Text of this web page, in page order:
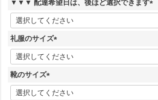
)
▼▼▼ 配達希望日は、後ほど選択できます
(
必
)
礼服のサイズ
(
必
)
靴のサイズ
(